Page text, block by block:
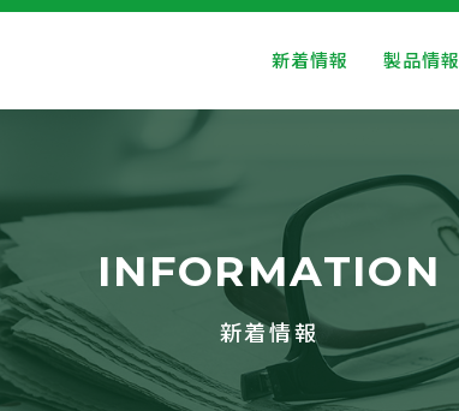
新着情報 製品情報
INFORMATION
新着情報